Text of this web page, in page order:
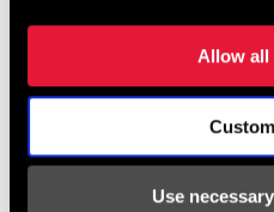
Allow all
Use
Eagle